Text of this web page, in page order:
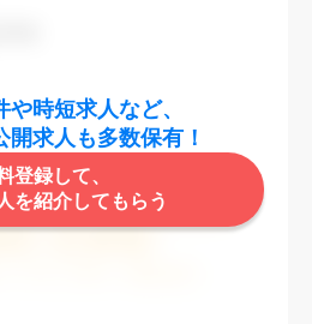
時短求人など、
開求人も多数保有！
登録して、
を紹介してもらう
(土日祝がすべて休日である仕事)